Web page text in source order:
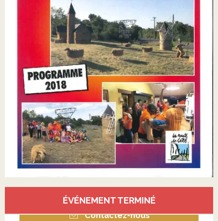
ÉVÉNEMENT TERMINÉ
Contactez-nous